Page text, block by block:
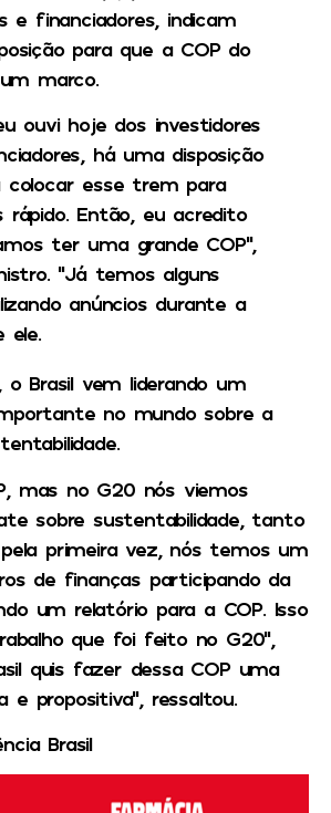
e financiadores, indicam
para que a COP do
marco.
ouvi hoje dos investidores
há uma disposição
colocar esse trem para
rápido. Então, eu acredito
ter uma grande COP”,
“Já temos alguns
anúncios durante a
ele.
o Brasil vem liderando um
no mundo sobre a
mas no G20 nós viemos
sobre sustentabilidade, tanto
primeira vez, nós temos um
de finanças participando da
um relatório para a COP. Isso
que foi feito no G20”,
quis fazer dessa COP uma
e propositiva”, ressaltou.
Brasil